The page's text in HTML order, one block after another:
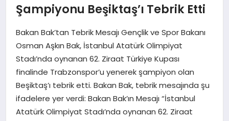
TEKNOLOJI
YAŞAM
Şampiyonu Beşiktaş’ı Tebrik Etti
Bakan Bak’tan Tebrik Mesajı Gençlik ve Spor Bakanı
Osman Aşkın Bak, İstanbul Atatürk Olimpiyat
Stadı’nda oynanan 62. Ziraat Türkiye Kupası
finalinde Trabzonspor’u yenerek şampiyon olan
Beşiktaş’ı tebrik etti. Bakan Bak, tebrik mesajında şu
ifadelere yer verdi: Bakan Bak’ın Mesajı “İstanbul
Atatürk Olimpiyat Stadı’nda oynanan 62. Ziraat